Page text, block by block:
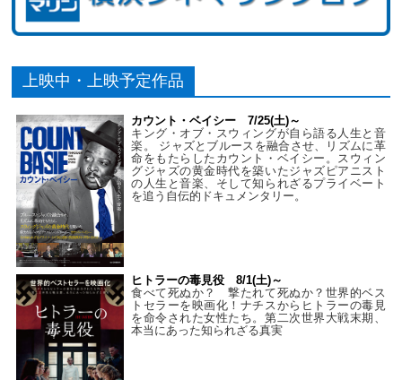
上映中・上映予定作品
カウント・ベイシー 7/25(土)～
キング・オブ・スウィングが自ら語る人生と音
楽。 ジャズとブルースを融合させ、リズムに革
命をもたらしたカウント・ベイシー。スウィン
グジャズの黄金時代を築いたジャズピアニスト
の人生と音楽、そして知られざるプライベート
を追う自伝的ドキュメンタリー。
ヒトラーの毒見役 8/1(土)～
食べて死ぬか？ 撃たれて死ぬか？世界的ベス
トセラーを映画化！ナチスからヒトラーの毒見
を命令された女性たち。第二次世界大戦末期、
本当にあった知られざる真実